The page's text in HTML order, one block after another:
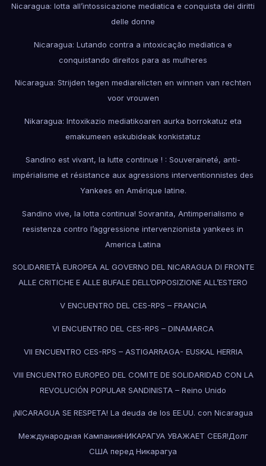
Nicaragua: lotta all’intossicazione mediatica e conquista dei diritti
delle donne
Nicaragua: Lutando contra a intoxicação mediatica e
conquistando direitos para as mulheres
Nicaragua: Strijden tegen mediarelicten en winnen van rechten
voor vrouwen
Nikaragua: Intoxikazio mediatikoaren aurka borrokatuz eta
emakumeen eskubideak konkistatuz
Sandino est vivant, la lutte continue ! : Souveraineté, anti-
impérialisme et résistance aux agressions interventionnistes des
Yankees en Amérique latine.
Sandino vive, la lotta continua! Sovranita, Antimperialismo e
resistenza contro l’aggressione intervenzionista yankees in
America Latina
SOLIDARIETÀ EUROPEA AL GOVERNO DEL NICARAGUA DI FRONTE
ALLE CRITICHE E ALLE BUFALE DELL’OPPOSIZIONE ALL’ESTERO
V ENCUENTRO DEL CES-RPS – FRANCIA
VI ENCUENTRO DEL CES-RPS – DINAMARCA
VII ENCUENTRO CES-RPS – ASTIGARRAGA- EUSKAL HERRIA
VIII ENCUENTRO EUROPEO DEL COMITE DE SOLIDARIDAD CON LA
REVOLUCIÓN POPULAR SANDINISTA – Reino Unido
¡NICARAGUA SE RESPETA! La deuda de los EE.UU. con Nicaragua
Международная КампанияНИКАРАГУА УВАЖАЕТ СЕБЯ!Долг
США перед Никарагуа